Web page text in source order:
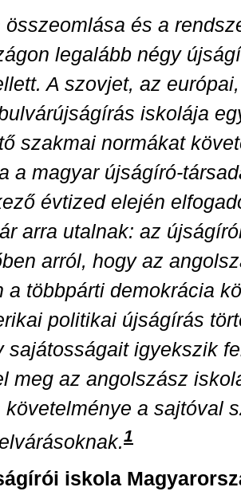
összeomlása és a
legalább négy
A szovjet, az
iskolája
szakmai normákat
a magyar újságíró-
évtized elején
arra utalnak: az
arról, hogy az
a többpárti demokrácia
politikai újságírás
sajátosságait igyekszik
meg az angolszász
a sajtóval
1
iskola